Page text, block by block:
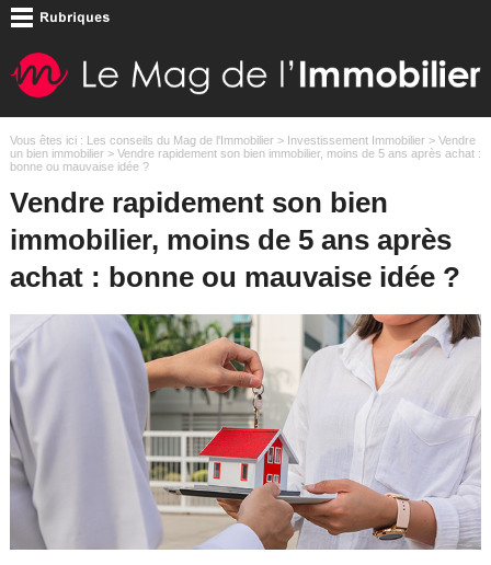
Vous êtes ici : Les conseils du Mag de l'Immobilier> Investissement Immobilier> Vendre
un bien immobilier> Vendre rapidement son bien immobilier, moins de 5 ans après achat :
bonne ou mauvaise idée ?
Vendre rapidement son bien
immobilier, moins de 5 ans après
achat : bonne ou mauvaise idée ?